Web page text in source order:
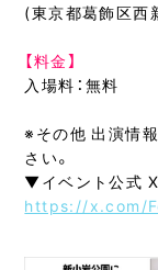
(東京都葛飾区西
【料金】
入場料：無料
※その他 出演情
さい。
▼イベント公式 X
https://x.com/